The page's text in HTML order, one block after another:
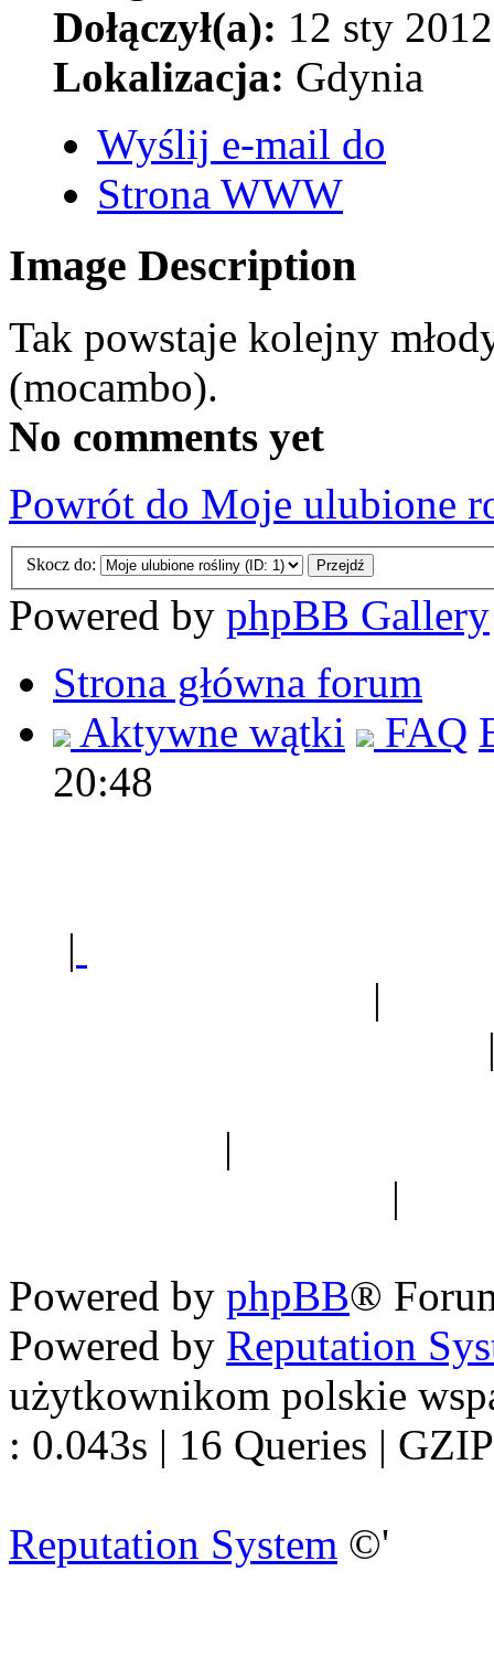
Dołączył(a): 12 sty
Lokalizacja: Gdynia
Wyślij e-mail do
Strona WWW
Image Description
Tak powstaje kolejny
(mocambo).
No comments yet
Powrót do Moje ulubione
Skocz do:
Powered by phpBB Gallery
Strona główna forum
Aktywne wątki
FAQ
20:48
|
|
|
|
Powered by phpBB®
Powered by Reputation
użytkownikom polskie
: 0.043s | 16 Queries |
Reputation System ©'